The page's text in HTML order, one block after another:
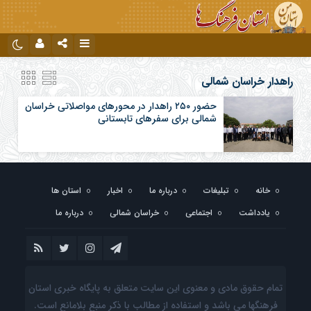
تلگرام نام کاربری یا نشانی ایمیل
رمز عبور
راهدار خراسان شمالی
حضور ۲۵۰ راهدار در محورهای مواصلاتی خراسان
شمالی برای سفرهای تابستانی
خانه تبلیغات درباره ما اخبار
استان ها
یادداشت
اجتماعی خراسان شمالی درباره ما
تمام حقوق مادی و معنوی این سایت متعلق به پایگاه خبری استان
فرهنگها می باشد و استفاده از مطالب با ذکر منبع بلامانع است.